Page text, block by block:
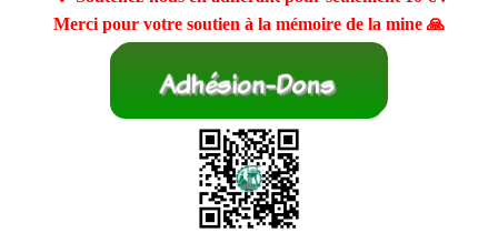
Merci pour votre soutien à la mémoire de la mine 🙏